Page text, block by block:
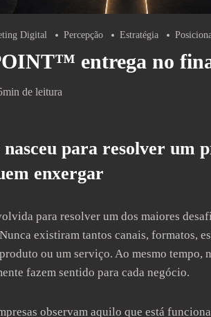
Digital Percepção Estratégia
entrega no
de leitura
para resolver um
enxergar
para resolver um dos maiores
existiram tantos canais, formatos,
ou um serviço. Ao mesmo
fazem sentido para cada negócio.
observam aquilo que está